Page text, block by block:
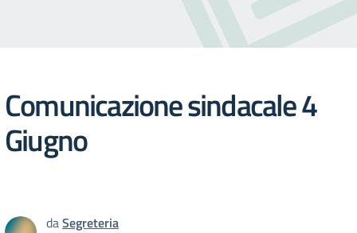
Comunicazione sindacale 4
Giugno
daSegreteria